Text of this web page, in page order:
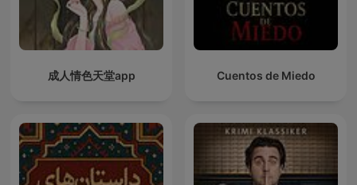
成人情色天堂app Cuentos de Miedo